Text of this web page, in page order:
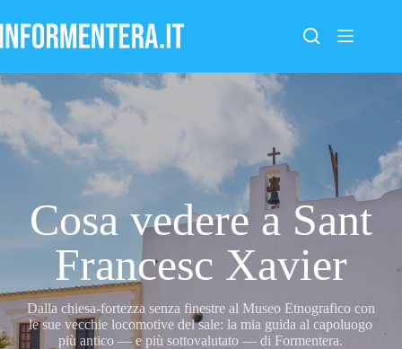
al
contenuto
Cosa vedere a Sant
Francesc Xavier
Dalla chiesa-fortezza senza finestre al Museo Etnografico con
le sue vecchie locomotive del sale: la mia guida al capoluogo
più antico — e più sottovalutato — di Formentera.